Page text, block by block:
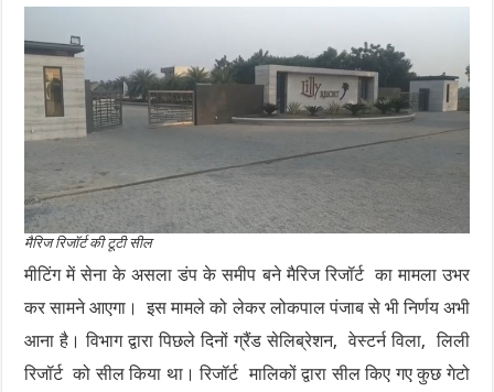
मैरिज रिजॉर्ट की टूटी सील
मीटिंग में सेना के असला डंप के समीप बने मैरिज रिजॉर्ट का मामला उभर
कर सामने आएगा। इस मामले को लेकर लोकपाल पंजाब से भी निर्णय अभी
आना है। विभाग द्वारा पिछले दिनों ग्रैंड सेलिब्रेशन, वेस्टर्न विला, लिली
रिजॉर्ट को सील किया था। रिजॉर्ट मालिकों द्वारा सील किए गए कुछ गेटो